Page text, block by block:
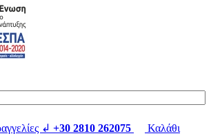
↲ +30 2810 262075
Καλάθι